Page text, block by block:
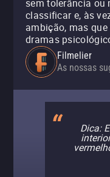
sem tolerância ou
classificar e, às
ambição, mas
dramas
Filmelier
As nossas
Dica: